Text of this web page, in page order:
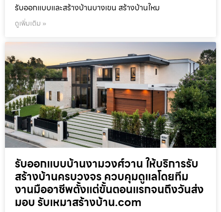
รับออกแบบและสร้างบ้านบางเขน สร้างบ้านใหม
ดูเพิ่มเติม »
รับออกแบบบ้านงามวงศ์วาน ให้บริการรับ
สร้างบ้านครบวงจร ควบคุมดูแลโดยทีม
งานมืออาชีพตั้งแต่ขั้นตอนแรกจนถึงวันส่ง
มอบ รับเหมาสร้างบ้าน.com